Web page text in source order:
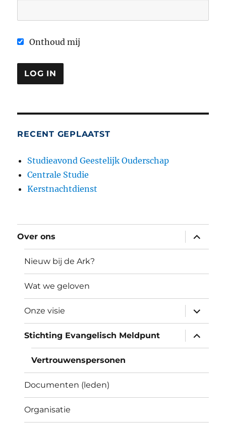
Onthoud mij
RECENT GEPLAATST
Studieavond Geestelijk Ouderschap
Centrale Studie
Kerstnachtdienst
Over ons
Nieuw bij de Ark?
Wat we geloven
Onze visie
Stichting Evangelisch Meldpunt
Vertrouwenspersonen
Documenten (leden)
Organisatie